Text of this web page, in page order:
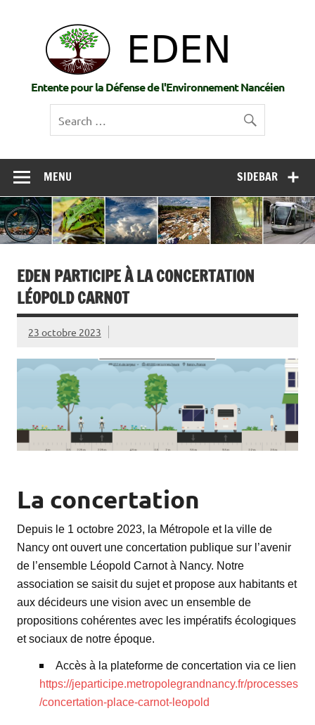
Entente pour la Défense de l'Environnement Nancéien
SIDEBAR
MENU
EDEN PARTICIPE À LA CONCERTATION
LÉOPOLD CARNOT
23 octobre 2023
La concertation
Depuis le 1 octobre 2023, la Métropole et la ville de
Nancy ont ouvert une concertation publique sur l’avenir
de l’ensemble Léopold Carnot à Nancy. Notre
association se saisit du sujet et propose aux habitants et
aux décideurs une vision avec un ensemble de
propositions cohérentes avec les impératifs écologiques
et sociaux de notre époque.
Accès à la plateforme de concertation via ce lien
https://jeparticipe.metropolegrandnancy.fr/processes
/concertation-place-carnot-leopold